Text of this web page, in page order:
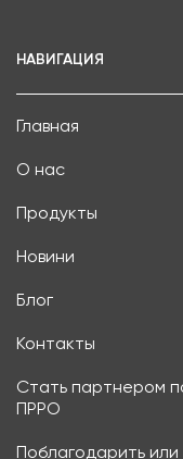
НАВИГАЦИЯ
Главная
О нас
Продукты
Новини
Блог
Контакты
Стать партнером
ПРРО
Поблагодарить или